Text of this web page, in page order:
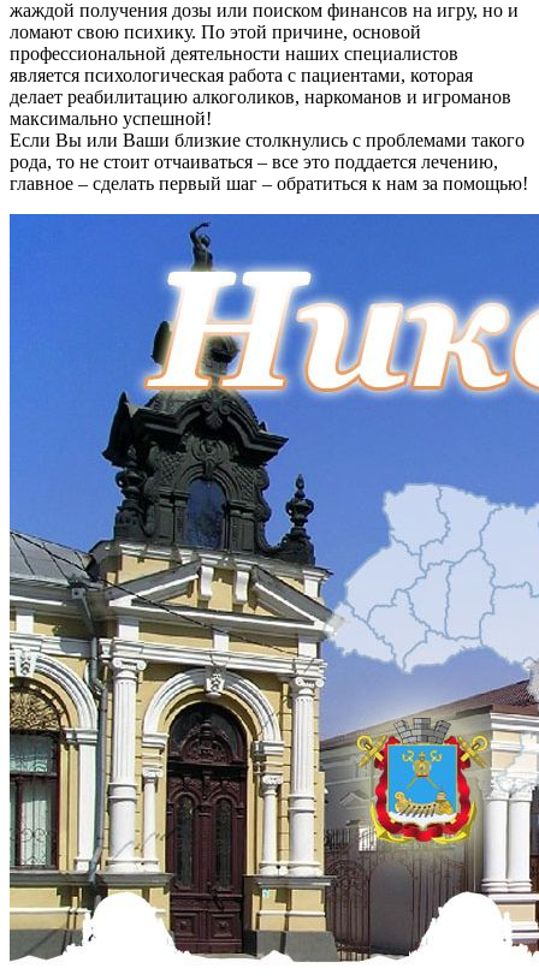
жаждой получения дозы или поиском финансов на игру, но и
ломают свою психику. По этой причине, основой
профессиональной деятельности наших специалистов
является психологическая работа с пациентами, которая
делает реабилитацию алкоголиков, наркоманов и игроманов
максимально успешной!
Если Вы или Ваши близкие столкнулись с проблемами такого
рода, то не стоит отчаиваться – все это поддается лечению,
главное – сделать первый шаг – обратиться к нам за помощью!